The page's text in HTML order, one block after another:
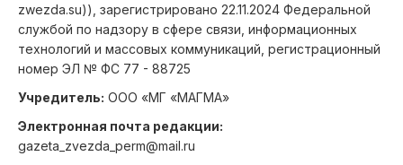
zwezda.su)), зарегистрировано 22.11.2024 Федеральной
службой по надзору в сфере связи, информационных
технологий и массовых коммуникаций, регистрационный
номер ЭЛ № ФС 77 - 88725
Учредитель: ООО «МГ «МАГМА»
Электронная почта редакции:
gazeta_zvezda_perm@mail.ru